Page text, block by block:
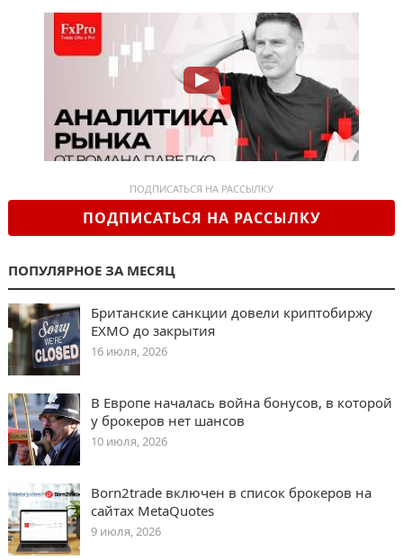
ПОДПИСАТЬСЯ НА РАССЫЛКУ
ПОДПИСАТЬСЯ НА РАССЫЛКУ
ПОПУЛЯРНОЕ ЗА МЕСЯЦ
Британские санкции довели криптобиржу
EXMO до закрытия
16 июля, 2026
В Европе началась война бонусов, в которой
у брокеров нет шансов
10 июля, 2026
Born2trade включен в список брокеров на
сайтах MetaQuotes
9 июля, 2026